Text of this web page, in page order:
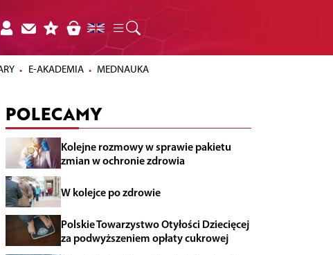
E-AKADEMIA MEDNAUKA
POLECAMY
Kolejne rozmowy w sprawie pakietu
zmian w ochronie zdrowia
W kolejce po zdrowie
Polskie Towarzystwo Otyłości Dziecięcej
za podwyższeniem opłaty cukrowej